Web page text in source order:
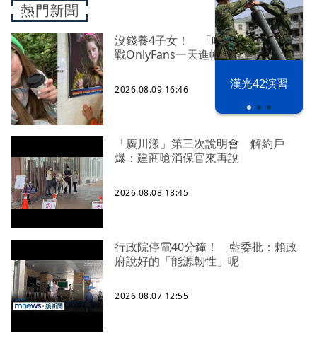
漢光42演習
熱門新聞
沒錢養4子女！ 「哈利波特」女星轉
戰OnlyFans一天進帳65萬
2026.08.09 16:46
「廣川漾」第三次說明會 解約戶
爆：建商嗆消保官來再說
2026.08.08 18:45
行政院停電40分鐘！ 藍委批：賴政
府說好的「能源韌性」呢
2026.08.07 12:55